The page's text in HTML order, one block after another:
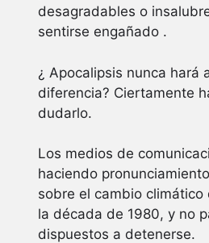
desagradables o
sentirse engañado .
¿ Apocalipsis nunca hará
diferencia? Ciertamente
dudarlo.
Los medios de
haciendo
sobre el cambio
la década de 1980, y no
dispuestos a detenerse.